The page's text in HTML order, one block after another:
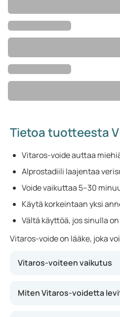
Tietoa tuotteesta
Vitaros-voide auttaa
Alprostadiili laajentaa
Voide vaikuttaa 5–30
Käytä korkeintaan yksi
Vältä käyttöä, jos sinulla
Vitaros-voide on lääke, joka
Vitaros-voiteen vaikutus
Miten Vitaros-voidetta